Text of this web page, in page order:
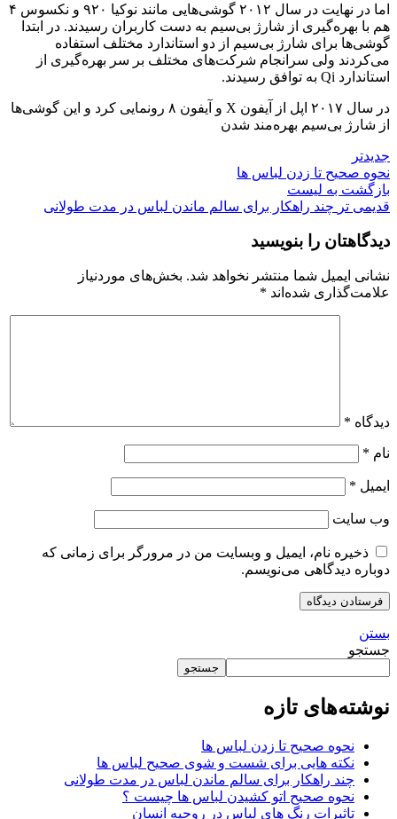
اما در نهایت در سال ۲۰۱۲ گوشی‌هایی مانند نوکیا ۹۲۰ و نکسوس ۴
هم با بهره‌گیری از شارژ بی‌سیم به دست کاربران رسیدند. در ابتدا
گوشی‌ها برای شارژ بی‌سیم از دو استاندارد مختلف استفاده
می‌کردند ولی سرانجام شرکت‌های مختلف بر سر بهره‌گیری از
استاندارد Qi به توافق رسیدند.
در سال ۲۰۱۷ اپل از آیفون X و آیفون ۸ رونمایی کرد و این گوشی‌ها
از شارژ بی‌سیم بهره‌مند شدن
جدیدتر
نحوه صحیح تا زدن لباس ها
بازگشت به لیست
قدیمی تر چند راهکار برای سالم ماندن لباس در مدت طولانی
دیدگاهتان را بنویسید
نشانی ایمیل شما منتشر نخواهد شد. بخش‌های موردنیاز
علامت‌گذاری شده‌اند *
دیدگاه *
نام *
ایمیل *
وب‌ سایت
ذخیره نام، ایمیل و وبسایت من در مرورگر برای زمانی که
دوباره دیدگاهی می‌نویسم.
بستن
جستجو
جستجو
نوشته‌های تازه
نحوه صحیح تا زدن لباس ها
نکته هایی برای شست و شوی صحیح لباس ها
چند راهکار برای سالم ماندن لباس در مدت طولانی
نحوه صحیح اتو کشیدن لباس ها چیست ؟
تاثیرات رنگ های لباس در روحیه انسان